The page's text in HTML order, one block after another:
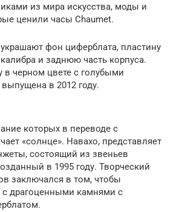
из мира искусства, моды и
ценили часы Chaumet.
фон циферблата, пластину
и заднюю часть корпуса.
в черном цвете с голубыми
в 2012 году.
которых в переводе с
«солнце». Навахо, представляет
состоящий из звеньев
в 1995 году. Творческий
заключался в том, чтобы
драгоценными камнями с